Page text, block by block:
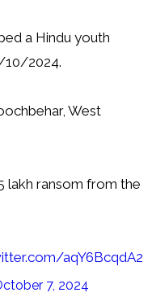
a Hindu youth
10/2024.
West
lakh ransom from the
aqY6BcqdA2
7, 2024